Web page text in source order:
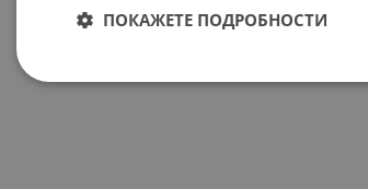
ПОКАЖЕТЕ ПОДРОБНОСТИ